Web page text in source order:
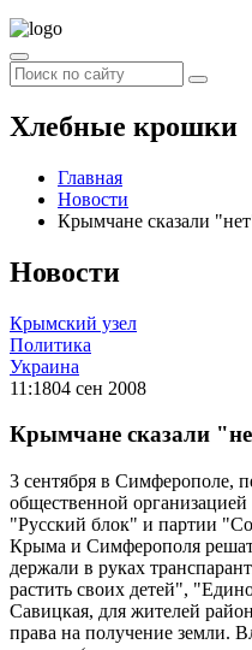
Хлебные крошки
Главная
Новости
Крымчане сказали
Новости
Крымский узел
Политика
Украина
11:1804 сен 2008
Крымчане сказали
3 сентября в Симферополе,
общественной
"Русский блок" и партии
Крыма и Симферополя
держали в руках
растить своих детей",
Савицкая, для жителей
права на получение земли.